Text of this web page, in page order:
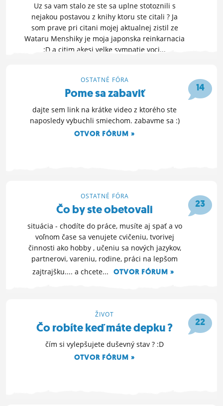
Uz sa vam stalo ze ste sa uplne stotoznili s
nejakou postavou z knihy ktoru ste citali ? Ja
som prave pri citani mojej aktualnej zistil ze
Wataru Menshiky je moja japonska reinkarnacia
:D a citim akesi velke sympatie voci...
22. 8. 2022 23:54
14
OSTATNÉ FÓRA
Pome sa zabaviť
dajte sem link na krátke video z ktorého ste
naposledy vybuchli smiechom. zabavme sa :)
OTVOR FÓRUM »
23
OSTATNÉ FÓRA
Čo by ste obetovali
situácia - chodíte do práce, musíte aj spať a vo
voľnom čase sa venujete cvičeniu, tvorivej
činnosti ako hobby , učeniu sa nových jazykov,
partnerovi, vareniu, rodine, práci na lepšom
zajtrajšku.... a chcete...
OTVOR FÓRUM »
22
ŽIVOT
Čo robíte keď máte depku ?
čím si vylepšujete duševný stav ? :D
OTVOR FÓRUM »